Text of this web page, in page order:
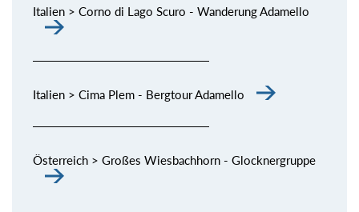
Italien > Corno di Lago Scuro - Wanderung Adamello
Italien > Cima Plem - Bergtour Adamello
Österreich > Großes Wiesbachhorn - Glocknergruppe